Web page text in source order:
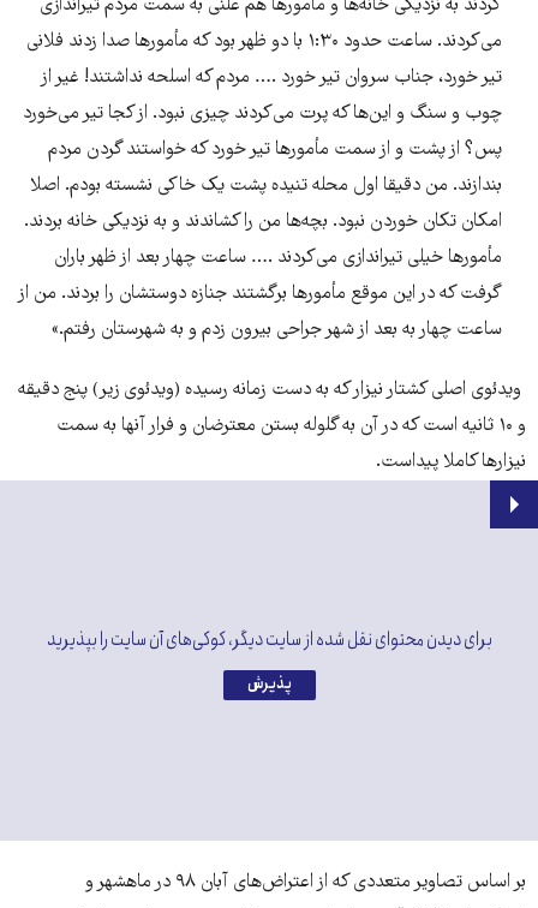
کردند به نزدیکی خانه‌ها و مأمورها هم علنی به سمت مردم تیراندازی
می‌کردند. ساعت حدود ۱:۳۰ با دو ظهر بود که مأمورها صدا زدند فلانی
تیر خورد، جناب سروان تیر خورد .… مردم که اسلحه نداشتند! غیر از
چوب و سنگ و این‌ها که پرت می‌کردند چیزی نبود. از کجا تیر می‌خورد
پس؟ از پشت و از سمت مأمورها تیر خورد که خواستند گردن مردم
بندازند. من دقیقا اول محله تنیده پشت یک خاکی نشسته بودم. اصلا
امکان تکان خوردن نبود. بچه‌ها من را کشاندند و به نزدیکی خانه بردند.
مأمورها خیلی تیراندازی می‌کردند .… ساعت چهار بعد از ظهر باران
گرفت که در این موقع مأمورها برگشتند جنازه دوستشان را بردند. من از
ساعت چهار به بعد از شهر جراحی بیرون زدم و به شهرستان رفتم.»
ویدئوی اصلی کشتار نیزار که به دست زمانه رسیده (ویدئوی زیر) پنج دقیقه
و ۱۰ ثانیه است که در آن به گلوله بستن معترضان و فرار آنها به سمت
نیزارها کاملا پیداست.
برای دیدن محتوای نقل شده از سایت دیگر، کوکی‌های آن سایت را بپذیرید
پذیرش
بر اساس تصاویر متعددی که از اعتراض‌های آبان ۹۸ در ماهشهر و